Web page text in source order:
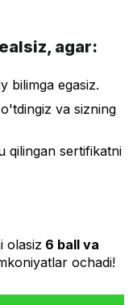
agar:
bilimga egasiz.
va sizning
qilingan sertifikatni
olasiz 6 ball va
ochadi!